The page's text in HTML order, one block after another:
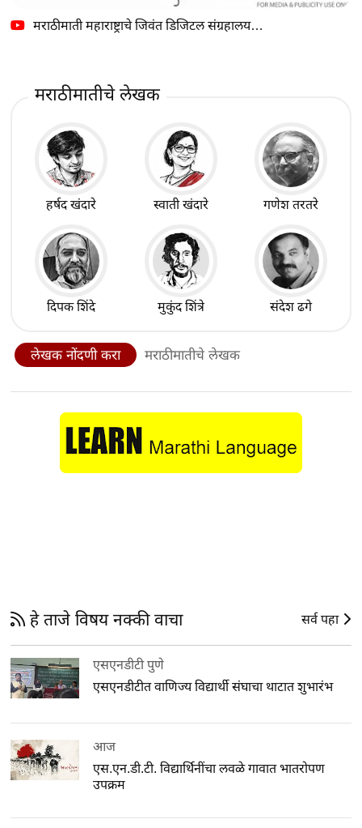
मराठीमाती महाराष्ट्राचे जिवंत डिजिटल संग्रहालय…
मराठीमातीचे लेखक
हर्षद खंदारे स्वाती खंदारे गणेश तरतरे
दिपक शिंदे मुकुंद शिंत्रे संदेश ढगे
लेखक नोंदणी करा मराठीमातीचे लेखक
हे ताजे विषय नक्की वाचा सर्व पहा
एसएनडीटी पुणे
एसएनडीटीत वाणिज्य विद्यार्थी संघाचा थाटात शुभारंभ
आज
एस.एन.डी.टी. विद्यार्थिनींचा लवळे गावात भातरोपण
उपक्रम